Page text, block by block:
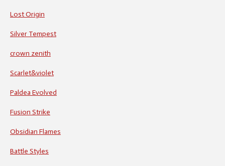
Lost Origin
Silver Tempest
crown zenith
Scarlet&violet
Paldea Evolved
Fusion Strike
Obsidian Flames
Battle Styles